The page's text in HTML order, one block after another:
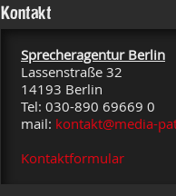
Kontakt
Sprecheragentur Berlin
Lassenstraße 32
14193 Berlin
Tel: 030-890 69669 0
mail: kontakt@media-
Kontaktformular